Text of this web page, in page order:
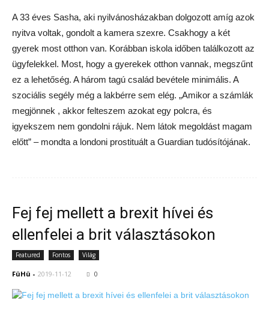
A 33 éves Sasha, aki nyilvánosházakban dolgozott amíg azok
nyitva voltak, gondolt a kamera szexre. Csakhogy a két
gyerek most otthon van. Korábban iskola időben találkozott az
ügyfelekkel. Most, hogy a gyerekek otthon vannak, megszűnt
ez a lehetőség. A három tagú család bevétele minimális. A
szociális segély még a lakbérre sem elég. „Amikor a számlák
megjönnek , akkor felteszem azokat egy polcra, és
igyekszem nem gondolni rájuk. Nem látok megoldást magam
előtt” – mondta a londoni prostituált a Guardian tudósítójának.
Fej fej mellett a brexit hívei és
ellenfelei a brit választásokon
Featured Fontos Világ
FüHü - 2019-11-12 0